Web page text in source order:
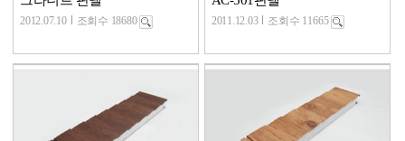
2012.07.10 조회수 18680 2011.12.03 조회수 11665